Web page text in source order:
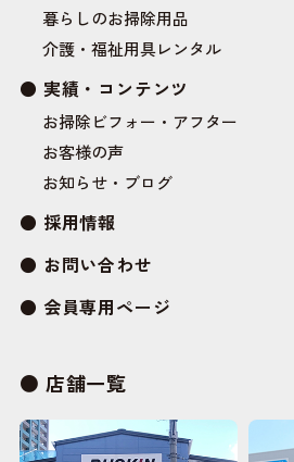
暮らしのお掃除用品
介護・福祉用具レンタル
実績・コンテンツ
お掃除ビフォー・アフター
お客様の声
お知らせ・ブログ
採用情報
お問い合わせ
会員専用ページ
店舗一覧